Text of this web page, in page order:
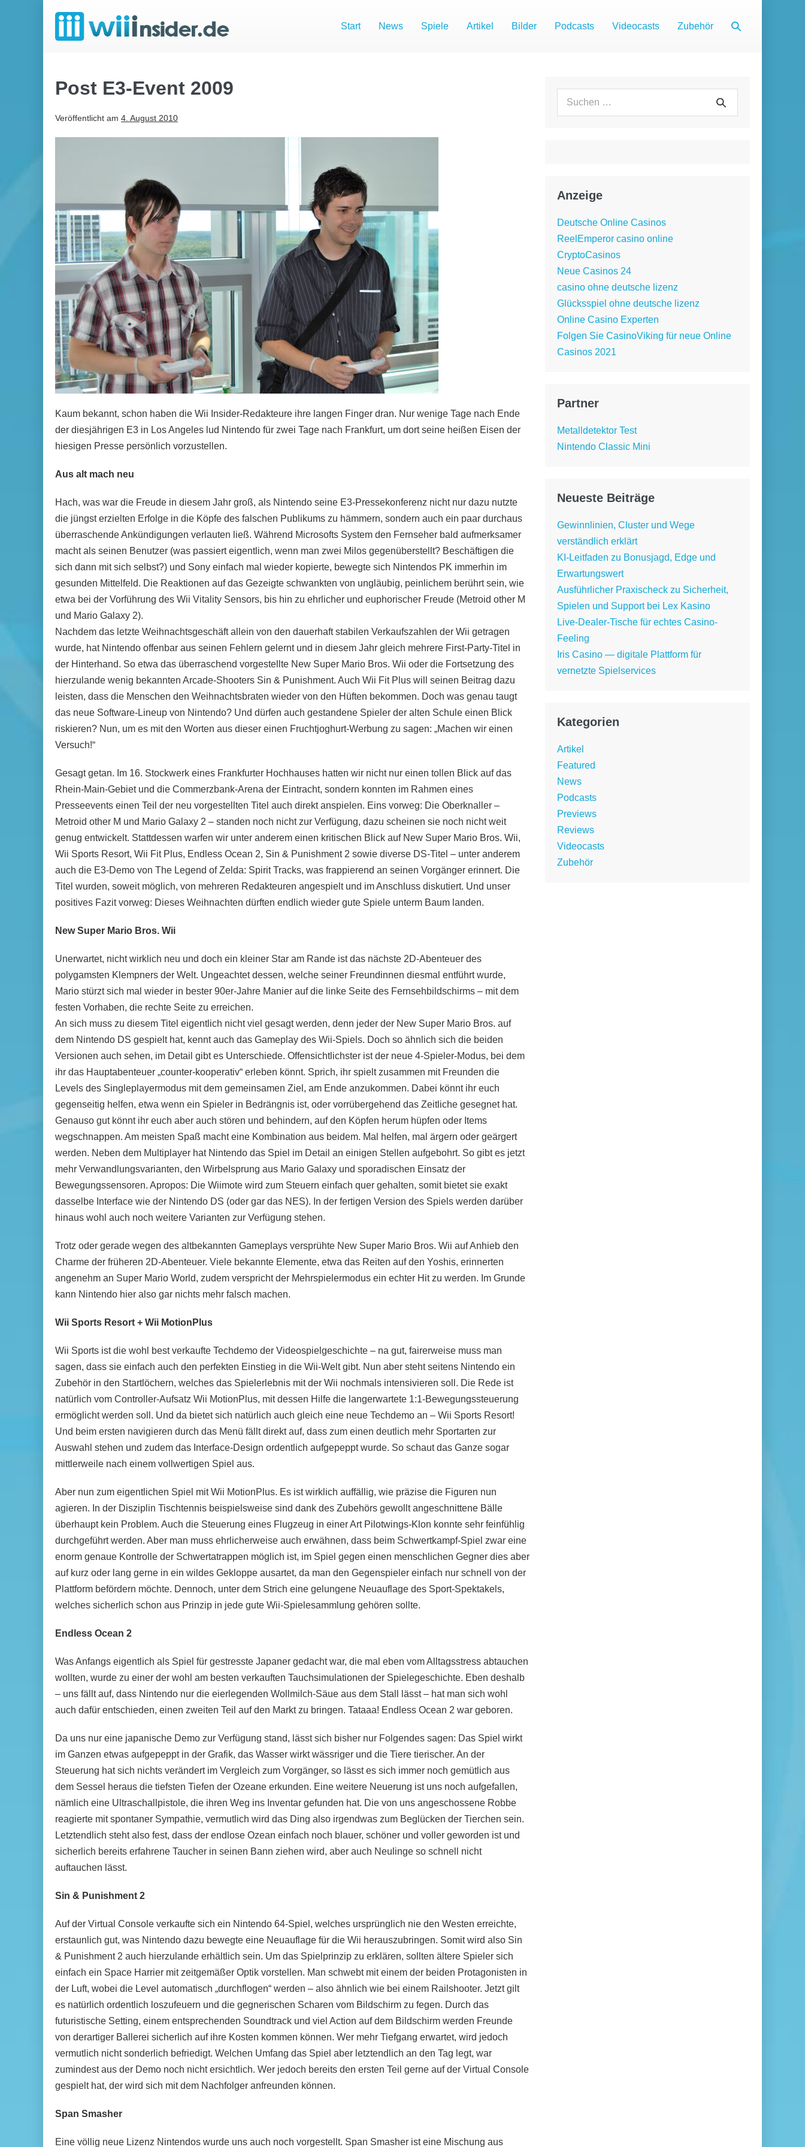
Start News Spiele Artikel Bilder Podcasts Videocasts Zubehör
Suche-
Post E3-Event 2009
Veröffentlicht am 4. August 2010
Kaum bekannt, schon haben die Wii Insider-Redakteure ihre langen Finger dran. Nur wenige Tage nach Ende
der diesjährigen E3 in Los Angeles lud Nintendo für zwei Tage nach Frankfurt, um dort seine heißen Eisen der
hiesigen Presse persönlich vorzustellen.
Aus alt mach neu
Hach, was war die Freude in diesem Jahr groß, als Nintendo seine E3-Pressekonferenz nicht nur dazu nutzte
die jüngst erzielten Erfolge in die Köpfe des falschen Publikums zu hämmern, sondern auch ein paar durchaus
überraschende Ankündigungen verlauten ließ. Während Microsofts System den Fernseher bald aufmerksamer
macht als seinen Benutzer (was passiert eigentlich, wenn man zwei Milos gegenüberstellt? Beschäftigen die
sich dann mit sich selbst?) und Sony einfach mal wieder kopierte, bewegte sich Nintendos PK immerhin im
gesunden Mittelfeld. Die Reaktionen auf das Gezeigte schwankten von ungläubig, peinlichem berührt sein, wie
etwa bei der Vorführung des Wii Vitality Sensors, bis hin zu ehrlicher und euphorischer Freude (Metroid other M
und Mario Galaxy 2).
Nachdem das letzte Weihnachtsgeschäft allein von den dauerhaft stabilen Verkaufszahlen der Wii getragen
wurde, hat Nintendo offenbar aus seinen Fehlern gelernt und in diesem Jahr gleich mehrere First-Party-Titel in
der Hinterhand. So etwa das überraschend vorgestellte New Super Mario Bros. Wii oder die Fortsetzung des
hierzulande wenig bekannten Arcade-Shooters Sin & Punishment. Auch Wii Fit Plus will seinen Beitrag dazu
leisten, dass die Menschen den Weihnachtsbraten wieder von den Hüften bekommen. Doch was genau taugt
das neue Software-Lineup von Nintendo? Und dürfen auch gestandene Spieler der alten Schule einen Blick
riskieren? Nun, um es mit den Worten aus dieser einen Fruchtjoghurt-Werbung zu sagen: „Machen wir einen
Versuch!“
Gesagt getan. Im 16. Stockwerk eines Frankfurter Hochhauses hatten wir nicht nur einen tollen Blick auf das
Rhein-Main-Gebiet und die Commerzbank-Arena der Eintracht, sondern konnten im Rahmen eines
Presseevents einen Teil der neu vorgestellten Titel auch direkt anspielen. Eins vorweg: Die Oberknaller –
Metroid other M und Mario Galaxy 2 – standen noch nicht zur Verfügung, dazu scheinen sie noch nicht weit
genug entwickelt. Stattdessen warfen wir unter anderem einen kritischen Blick auf New Super Mario Bros. Wii,
Wii Sports Resort, Wii Fit Plus, Endless Ocean 2, Sin & Punishment 2 sowie diverse DS-Titel – unter anderem
auch die E3-Demo von The Legend of Zelda: Spirit Tracks, was frappierend an seinen Vorgänger erinnert. Die
Titel wurden, soweit möglich, von mehreren Redakteuren angespielt und im Anschluss diskutiert. Und unser
positives Fazit vorweg: Dieses Weihnachten dürften endlich wieder gute Spiele unterm Baum landen.
New Super Mario Bros. Wii
Unerwartet, nicht wirklich neu und doch ein kleiner Star am Rande ist das nächste 2D-Abenteuer des
polygamsten Klempners der Welt. Ungeachtet dessen, welche seiner Freundinnen diesmal entführt wurde,
Mario stürzt sich mal wieder in bester 90er-Jahre Manier auf die linke Seite des Fernsehbildschirms – mit dem
festen Vorhaben, die rechte Seite zu erreichen.
An sich muss zu diesem Titel eigentlich nicht viel gesagt werden, denn jeder der New Super Mario Bros. auf
dem Nintendo DS gespielt hat, kennt auch das Gameplay des Wii-Spiels. Doch so ähnlich sich die beiden
Versionen auch sehen, im Detail gibt es Unterschiede. Offensichtlichster ist der neue 4-Spieler-Modus, bei dem
ihr das Hauptabenteuer „counter-kooperativ“ erleben könnt. Sprich, ihr spielt zusammen mit Freunden die
Levels des Singleplayermodus mit dem gemeinsamen Ziel, am Ende anzukommen. Dabei könnt ihr euch
gegenseitig helfen, etwa wenn ein Spieler in Bedrängnis ist, oder vorrübergehend das Zeitliche gesegnet hat.
Genauso gut könnt ihr euch aber auch stören und behindern, auf den Köpfen herum hüpfen oder Items
wegschnappen. Am meisten Spaß macht eine Kombination aus beidem. Mal helfen, mal ärgern oder geärgert
werden. Neben dem Multiplayer hat Nintendo das Spiel im Detail an einigen Stellen aufgebohrt. So gibt es jetzt
mehr Verwandlungsvarianten, den Wirbelsprung aus Mario Galaxy und sporadischen Einsatz der
Bewegungssensoren. Apropos: Die Wiimote wird zum Steuern einfach quer gehalten, somit bietet sie exakt
dasselbe Interface wie der Nintendo DS (oder gar das NES). In der fertigen Version des Spiels werden darüber
hinaus wohl auch noch weitere Varianten zur Verfügung stehen.
Trotz oder gerade wegen des altbekannten Gameplays versprühte New Super Mario Bros. Wii auf Anhieb den
Charme der früheren 2D-Abenteuer. Viele bekannte Elemente, etwa das Reiten auf den Yoshis, erinnerten
angenehm an Super Mario World, zudem verspricht der Mehrspielermodus ein echter Hit zu werden. Im Grunde
kann Nintendo hier also gar nichts mehr falsch machen.
Wii Sports Resort + Wii MotionPlus
Wii Sports ist die wohl best verkaufte Techdemo der Videospielgeschichte – na gut, fairerweise muss man
sagen, dass sie einfach auch den perfekten Einstieg in die Wii-Welt gibt. Nun aber steht seitens Nintendo ein
Zubehör in den Startlöchern, welches das Spielerlebnis mit der Wii nochmals intensivieren soll. Die Rede ist
natürlich vom Controller-Aufsatz Wii MotionPlus, mit dessen Hilfe die langerwartete 1:1-Bewegungssteuerung
ermöglicht werden soll. Und da bietet sich natürlich auch gleich eine neue Techdemo an – Wii Sports Resort!
Und beim ersten navigieren durch das Menü fällt direkt auf, dass zum einen deutlich mehr Sportarten zur
Auswahl stehen und zudem das Interface-Design ordentlich aufgepeppt wurde. So schaut das Ganze sogar
mittlerweile nach einem vollwertigen Spiel aus.
Aber nun zum eigentlichen Spiel mit Wii MotionPlus. Es ist wirklich auffällig, wie präzise die Figuren nun
agieren. In der Disziplin Tischtennis beispielsweise sind dank des Zubehörs gewollt angeschnittene Bälle
überhaupt kein Problem. Auch die Steuerung eines Flugzeug in einer Art Pilotwings-Klon konnte sehr feinfühlig
durchgeführt werden. Aber man muss ehrlicherweise auch erwähnen, dass beim Schwertkampf-Spiel zwar eine
enorm genaue Kontrolle der Schwertatrappen möglich ist, im Spiel gegen einen menschlichen Gegner dies aber
auf kurz oder lang gerne in ein wildes Gekloppe ausartet, da man den Gegenspieler einfach nur schnell von der
Plattform befördern möchte. Dennoch, unter dem Strich eine gelungene Neuauflage des Sport-Spektakels,
welches sicherlich schon aus Prinzip in jede gute Wii-Spielesammlung gehören sollte.
Endless Ocean 2
Was Anfangs eigentlich als Spiel für gestresste Japaner gedacht war, die mal eben vom Alltagsstress abtauchen
wollten, wurde zu einer der wohl am besten verkauften Tauchsimulationen der Spielegeschichte. Eben deshalb
– uns fällt auf, dass Nintendo nur die eierlegenden Wollmilch-Säue aus dem Stall lässt – hat man sich wohl
auch dafür entschieden, einen zweiten Teil auf den Markt zu bringen. Tataaa! Endless Ocean 2 war geboren.
Da uns nur eine japanische Demo zur Verfügung stand, lässt sich bisher nur Folgendes sagen: Das Spiel wirkt
im Ganzen etwas aufgepeppt in der Grafik, das Wasser wirkt wässriger und die Tiere tierischer. An der
Steuerung hat sich nichts verändert im Vergleich zum Vorgänger, so lässt es sich immer noch gemütlich aus
dem Sessel heraus die tiefsten Tiefen der Ozeane erkunden. Eine weitere Neuerung ist uns noch aufgefallen,
nämlich eine Ultraschallpistole, die ihren Weg ins Inventar gefunden hat. Die von uns angeschossene Robbe
reagierte mit spontaner Sympathie, vermutlich wird das Ding also irgendwas zum Beglücken der Tierchen sein.
Letztendlich steht also fest, dass der endlose Ozean einfach noch blauer, schöner und voller geworden ist und
sicherlich bereits erfahrene Taucher in seinen Bann ziehen wird, aber auch Neulinge so schnell nicht
auftauchen lässt.
Sin & Punishment 2
Auf der Virtual Console verkaufte sich ein Nintendo 64-Spiel, welches ursprünglich nie den Westen erreichte,
erstaunlich gut, was Nintendo dazu bewegte eine Neuauflage für die Wii herauszubringen. Somit wird also Sin
& Punishment 2 auch hierzulande erhältlich sein. Um das Spielprinzip zu erklären, sollten ältere Spieler sich
einfach ein Space Harrier mit zeitgemäßer Optik vorstellen. Man schwebt mit einem der beiden Protagonisten in
der Luft, wobei die Level automatisch „durchflogen“ werden – also ähnlich wie bei einem Railshooter. Jetzt gilt
es natürlich ordentlich loszufeuern und die gegnerischen Scharen vom Bildschirm zu fegen. Durch das
futuristische Setting, einem entsprechenden Soundtrack und viel Action auf dem Bildschirm werden Freunde
von derartiger Ballerei sicherlich auf ihre Kosten kommen können. Wer mehr Tiefgang erwartet, wird jedoch
vermutlich nicht sonderlich befriedigt. Welchen Umfang das Spiel aber letztendlich an den Tag legt, war
zumindest aus der Demo noch nicht ersichtlich. Wer jedoch bereits den ersten Teil gerne auf der Virtual Console
gespielt hat, der wird sich mit dem Nachfolger anfreunden können.
Span Smasher
Eine völlig neue Lizenz Nintendos wurde uns auch noch vorgestellt. Span Smasher ist eine Mischung aus
Suchen
Suche
Anzeige
Deutsche Online Casinos
ReelEmperor casino online
CryptoCasinos
Neue Casinos 24
casino ohne deutsche lizenz
Glücksspiel ohne deutsche lizenz
Online Casino Experten
Folgen Sie CasinoViking für neue Online
Casinos 2021
Partner
Metalldetektor Test
Nintendo Classic Mini
Neueste Beiträge
Gewinnlinien, Cluster und Wege
verständlich erklärt
KI-Leitfaden zu Bonusjagd, Edge und
Erwartungswert
Ausführlicher Praxischeck zu Sicherheit,
Spielen und Support bei Lex Kasino
Live-Dealer-Tische für echtes Casino-
Feeling
Iris Casino — digitale Plattform für
vernetzte Spielservices
Kategorien
Artikel
Featured
News
Podcasts
Previews
Reviews
Videocasts
Zubehör